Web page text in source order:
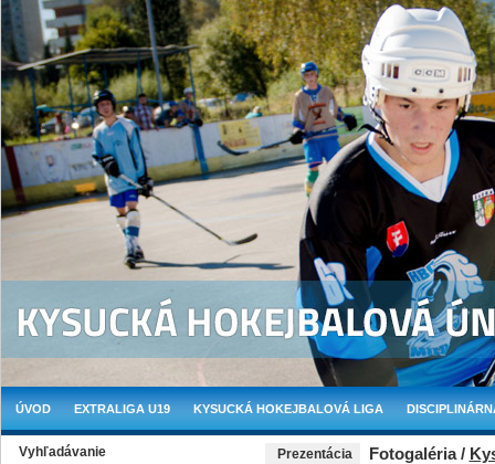
ÚVOD EXTRALIGA U19 KYSUCKÁ HOKEJBALOVÁ LIGA
Vyhľadávanie Prezentácia Fotogaléria /